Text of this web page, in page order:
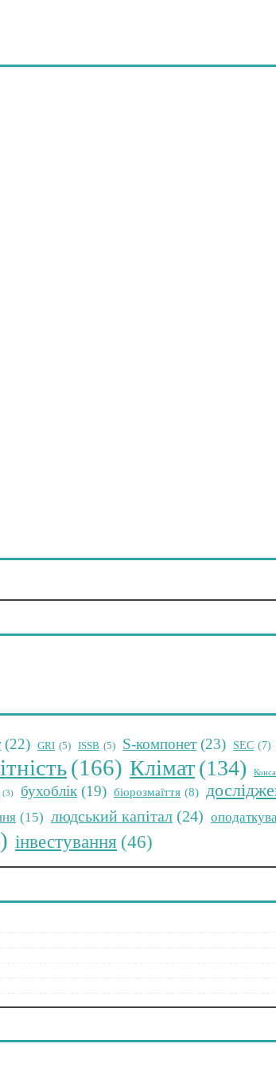
(22) GRI (5) ISSB (5) S-компонет (23) SEC (7)
(166) Клімат(134)
(3) бухоблік (19) біорозмаїття (8)
(15) людський капітал (24)
інвестування (46)